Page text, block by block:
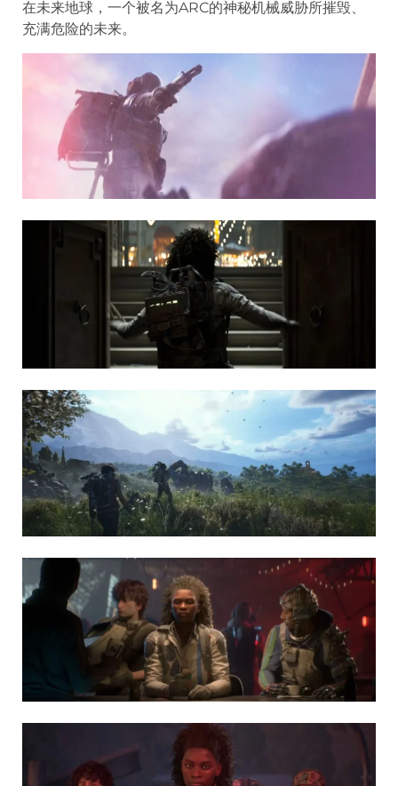
在未来地球，一个被名为ARC的神秘机械威胁所摧毁、
充满危险的未来。